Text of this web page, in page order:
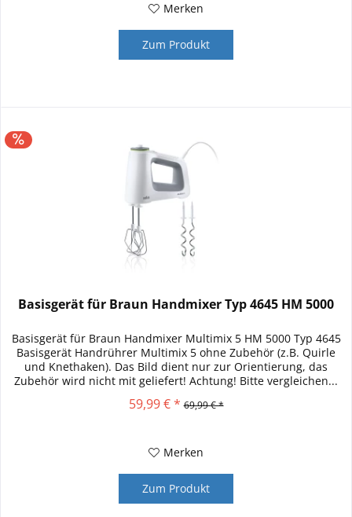
Merken
Zum Produkt
Basisgerät für Braun Handmixer Typ 4645 HM 5000
Basisgerät für Braun Handmixer Multimix 5 HM 5000 Typ 4645
Basisgerät Handrührer Multimix 5 ohne Zubehör (z.B. Quirle
und Knethaken). Das Bild dient nur zur Orientierung, das
Zubehör wird nicht mit geliefert! Achtung! Bitte vergleichen...
59,99 € * 69,99 € *
Merken
Zum Produkt